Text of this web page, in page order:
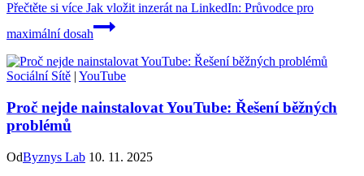
Přečtěte si více Jak vložit inzerát na LinkedIn: Průvodce pro
maximální dosah
Sociální Sítě | YouTube
Proč nejde nainstalovat YouTube: Řešení běžných
problémů
OdByznys Lab 10. 11. 2025